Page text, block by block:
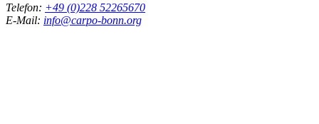
Telefon: +49 (0)228 52265670
E-Mail: info@carpo-bonn.org